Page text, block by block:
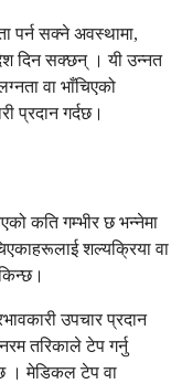
पर्न सक्ने अवस्थामा,
दिन सक्छन् । यी उन्नत
वा भाँचिएको
प्रदान गर्दछ।
कति गम्भीर छ भन्नेमा
शल्यक्रिया वा
उपचार प्रदान
तरिकाले टेप गर्नु
। मेडिकल टेप वा